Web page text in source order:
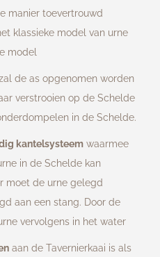
manier toevertrouwd
klassieke model van urne
model
de as opgenomen worden
verstrooien op de Schelde
in de Schelde.
kantelsysteem waarmee
in de Schelde kan
moet de urne gelegd
aan een stang. Door de
vervolgens in het water
aan de Tavernierkaai is als